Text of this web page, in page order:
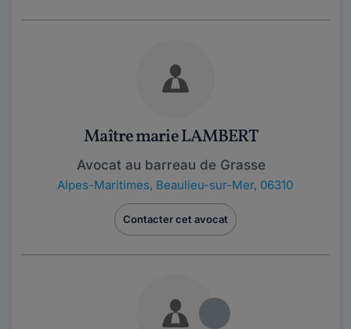
Maître marie LAMBERT
Avocat au barreau de Grasse
Alpes-Maritimes, Beaulieu-sur-Mer, 06310
Contacter cet avocat